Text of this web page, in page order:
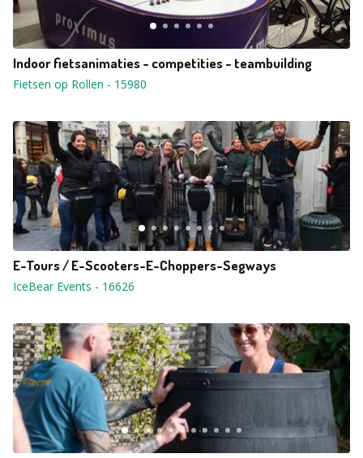
Indoor fietsanimaties - competities - teambuilding
Fietsen op Rollen - 15980
E-Tours / E-Scooters-E-Choppers-Segways
IceBear Events - 16626